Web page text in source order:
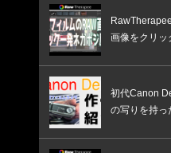
画像をクリッ
初代Canon
の写りを持っ